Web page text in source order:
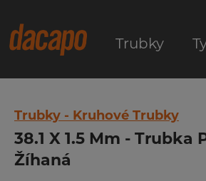
Trubky
Trubky - Kruhové Trubky
38.1 X 1.5 Mm - Trubka
Žíhaná